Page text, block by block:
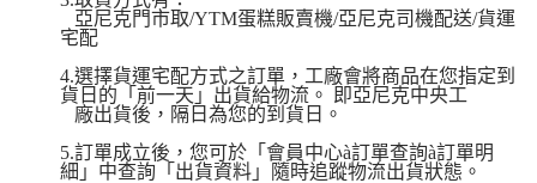
亞尼克門市取/YTM蛋糕販賣機/亞尼克司機配送/貨運
宅配
4.選擇貨運宅配方式之訂單，工廠會將商品在您指定到
貨日的「前一天」出貨給物流。 即亞尼克中央工
廠出貨後，隔日為您的到貨日。
5.訂單成立後，您可於「會員中心à訂單查詢à訂單明
細」中查詢「出貨資料」隨時追蹤物流出貨狀態。